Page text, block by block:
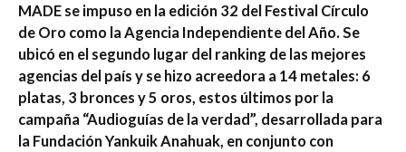
MADE se impuso en la edición 32 del Festival Círculo
de Oro como la Agencia Independiente del Año. Se
ubicó en el segundo lugar del ranking de las mejores
agencias del país y se hizo acreedora a 14 metales: 6
platas, 3 bronces y 5 oros, estos últimos por la
campaña “Audioguías de la verdad”, desarrollada para
la Fundación Yankuik Anahuak, en conjunto con